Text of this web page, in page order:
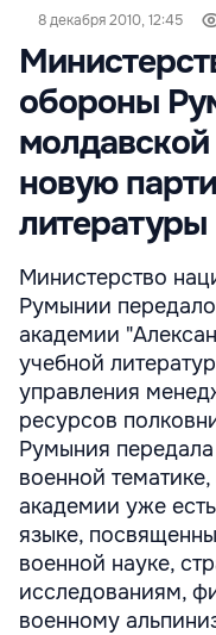
8 декабря 2010, 12:45
обороны
новую
литературы
Министерство
Румынии
академии
учебной
управления
ресурсов
Румыния
военной
академии уже
языке,
военной науке,
исследованиям,
военному